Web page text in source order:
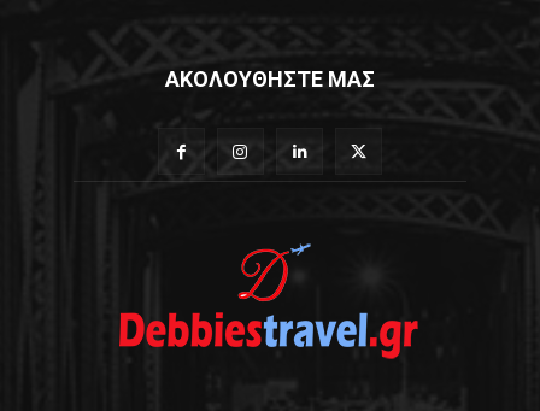
ΑΚΟΛΟΥΘΗΣΤΕ ΜΑΣ